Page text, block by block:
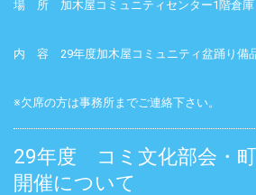
場 所 加木屋コミュニティセンター1階倉庫
内 容 29年度加木屋コミュニティ盆踊り備
※欠席の方は事務所までご連絡下さい。
29年度 コミ文化部会・
開催について